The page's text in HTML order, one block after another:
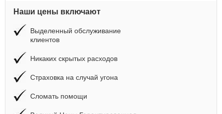
Наши цены включают
Выделенный обслуживание
клиентов
Никаких скрытых расходов
Страховка на случай угона
Сломать помощи